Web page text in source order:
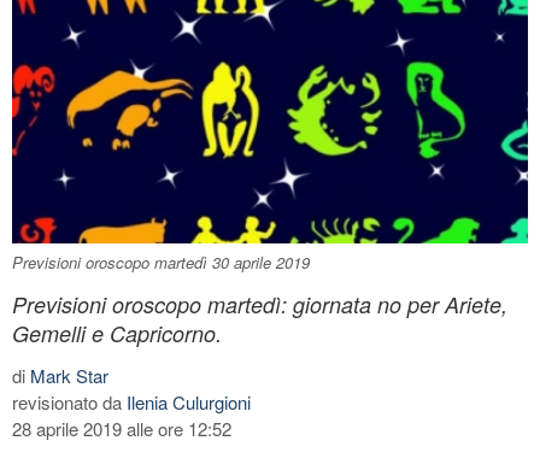
Previsioni oroscopo martedì 30 aprile 2019
Previsioni oroscopo martedì: giornata no per Ariete,
Gemelli e Capricorno.
di Mark Star
revisionato da Ilenia Culurgioni
28 aprile 2019 alle ore 12:52